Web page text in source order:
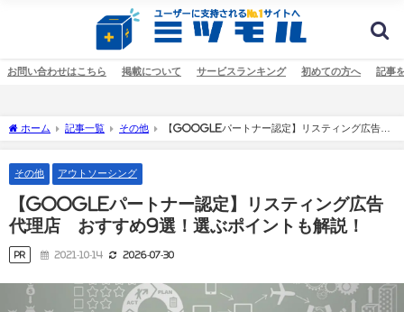
お問い合わせはこちら 掲載について サービスランキング 初めての方へ 記事
ホーム 記事一覧 その他
【Googleパートナー認定】リスティング広告代
その他 アウトソーシング
【Googleパートナー認定】リスティング広告
代理店 おすすめ9選！選ぶポイントも解説！
PR 2021-10-14 2026-07-30